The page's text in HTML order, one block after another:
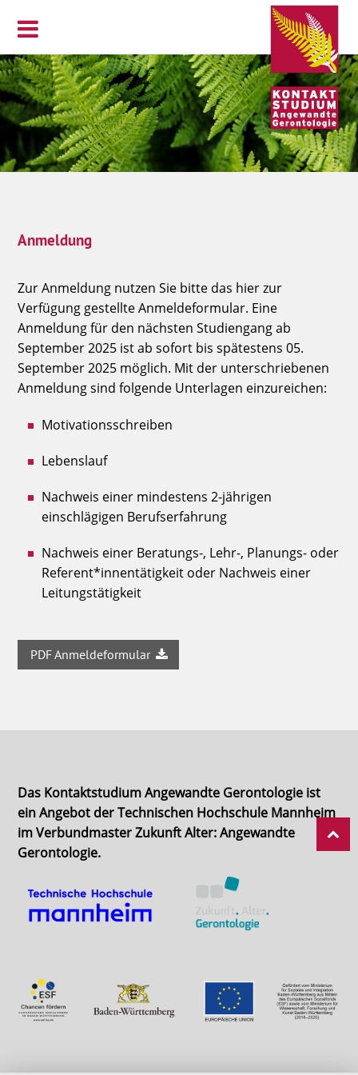
Anmeldung
Zur Anmeldung nutzen Sie bitte das hier zur
Verfügung gestellte Anmeldeformular. Eine
Anmeldung für den nächsten Studiengang ab
September 2025 ist ab sofort bis spätestens 05.
September 2025 möglich. Mit der unterschriebenen
Anmeldung sind folgende Unterlagen einzureichen:
Motivationsschreiben
Lebenslauf
Nachweis einer mindestens 2-jährigen
einschlägigen Berufserfahrung
Nachweis einer Beratungs-, Lehr-, Planungs- oder
Referent*innentätigkeit oder Nachweis einer
Leitungstätigkeit
PDF Anmeldeformular
Das Kontaktstudium Angewandte Gerontologie ist
ein Angebot der Technischen Hochschule Mannheim
im Verbundmaster Zukunft Alter: Angewandte
Gerontologie.